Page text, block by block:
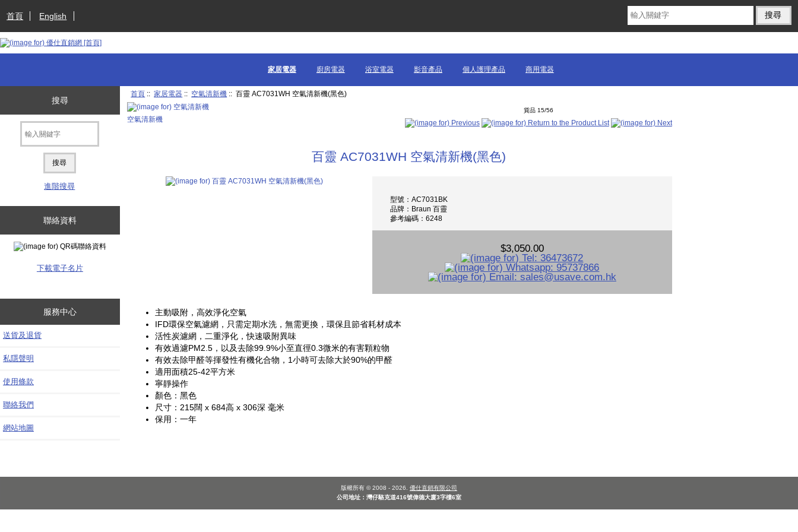
首頁 English
家居電器 廚房電器 浴室電器 影音產品 個人護理產品 商用電器
搜尋
進階搜尋
聯絡資料
下載電子名片
服務中心
送貨及退貨
私隱聲明
使用條款
聯絡我們
網站地圖
首頁 ::家居電器 :: 空氣清新機 :: 百靈 AC7031WH 空氣清新機(黑色)
空氣清新機
貨品 15/56
百靈 AC7031WH 空氣清新機(黑色)
型號：AC7031BK
品牌：Braun 百靈
參考編碼：6248
$3,050.00
主動吸附，高效淨化空氣
IFD環保空氣濾網，只需定期水洗，無需更換，環保且節省耗材成本
活性炭濾網，二重淨化，快速吸附異味
有效過濾PM2.5，以及去除99.9%小至直徑0.3微米的有害顆粒物
有效去除甲醛等揮發性有機化合物，1小時可去除大於90%的甲醛
適用面積25-42平方米
寧靜操作
顏色：黑色
尺寸：215闊 x 684高 x 306深 毫米
保用：一年
版權所有 © 2008 - 2026. 優仕直銷有限公司
公司地址：灣仔駱克道416號偉德大廈3字樓6室